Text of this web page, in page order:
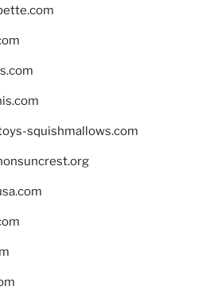
squishmallows.com